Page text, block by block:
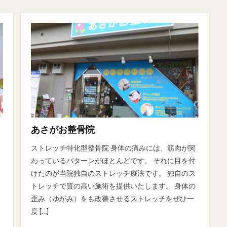
あさがお整骨院
ストレッチ特化型整骨院 身体の痛みには、筋肉が関
わっているパターンがほとんどです。 それに目を付
けたのが当院独自のストレッチ療法です。 独自のス
トレッチで質の高い施術を提供いたします。 身体の
歪み（ゆがみ）をも改善させるストレッチをぜひ一
度 […]